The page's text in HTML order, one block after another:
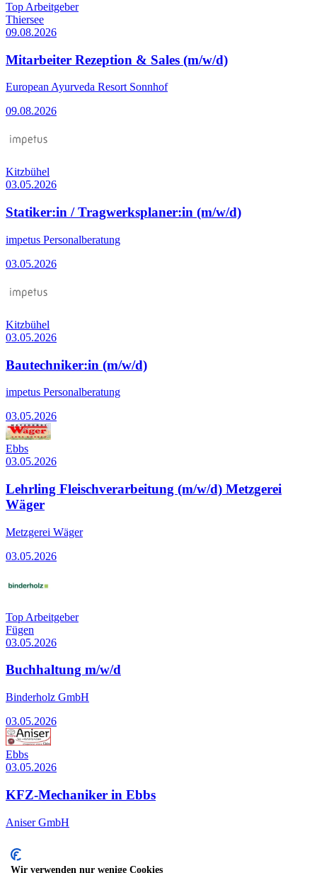
Top Arbeitgeber
Thiersee
09.08.2026
Mitarbeiter Rezeption & Sales (m/w/d)
European Ayurveda Resort Sonnhof
09.08.2026
Kitzbühel
03.05.2026
Statiker:in / Tragwerksplaner:in (m/w/d)
impetus Personalberatung
03.05.2026
Kitzbühel
03.05.2026
Bautechniker:in (m/w/d)
impetus Personalberatung
03.05.2026
Ebbs
03.05.2026
Lehrling Fleischverarbeitung (m/w/d) Metzgerei
Wäger
Metzgerei Wäger
03.05.2026
Top Arbeitgeber
Fügen
03.05.2026
Buchhaltung m/w/d
Binderholz GmbH
03.05.2026
Ebbs
03.05.2026
KFZ-Mechaniker in Ebbs
Aniser GmbH
03.05.2026
Wir verwenden nur wenige Cookies